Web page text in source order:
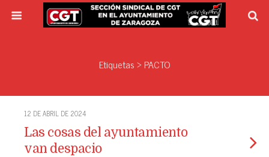
Etiquetas › PACTO
12 DE ABRIL DE 2024
Las cosas del ayuntamiento
van despacio